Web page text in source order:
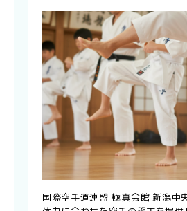
国際空手道連盟 極真会館 新潟中